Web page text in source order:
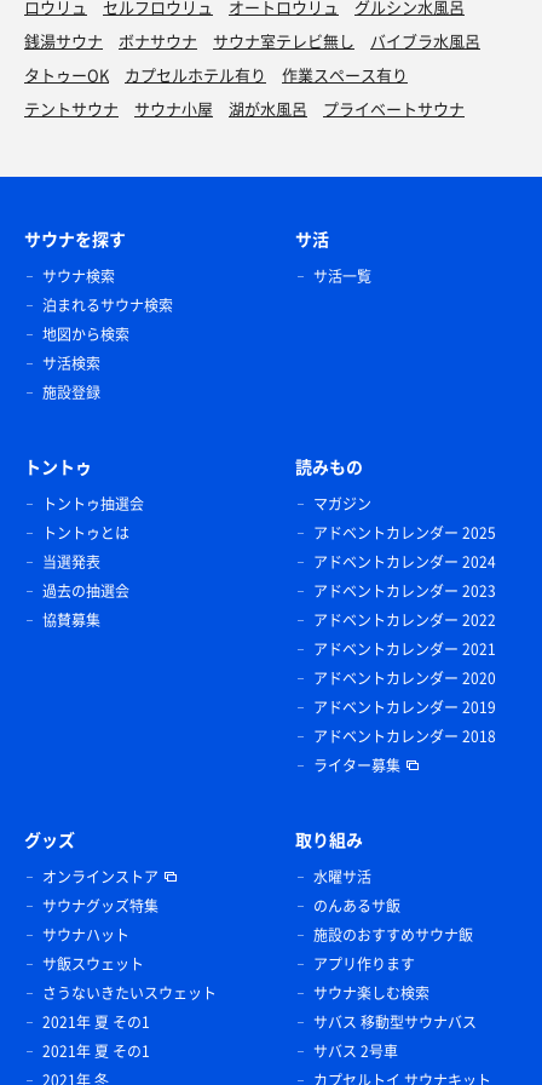
ロウリュ セルフロウリュ オートロウリュ
グルシン水風呂
銭湯サウナ
ボナサウナ サウナ室テレビ無し
バイブラ水風呂
タトゥーOK
カプセルホテル有り
作業スペース有り
テントサウナ
サウナ小屋 湖が水風呂 プライベートサウナ
サウナを探す
サウナ検索
泊まれるサウナ検索
地図から検索
サ活検索
施設登録
サ活
サ活一覧
トントゥ
トントゥ抽選会
トントゥとは
当選発表
過去の抽選会
協賛募集
読みもの
マガジン
アドベントカレンダー 2025
アドベントカレンダー 2024
アドベントカレンダー 2023
アドベントカレンダー 2022
アドベントカレンダー 2021
アドベントカレンダー 2020
アドベントカレンダー 2019
アドベントカレンダー 2018
ライター募集
グッズ
オンラインストア
サウナグッズ特集
サウナハット
サ飯スウェット
さうないきたいスウェット
2021年 夏 その1
2021年 夏 その1
2021年 冬
取り組み
水曜サ活
のんあるサ飯
施設のおすすめサウナ飯
アプリ作ります
サウナ楽しむ検索
サバス 移動型サウナバス
サバス 2号車
カプセルトイ サウナキット